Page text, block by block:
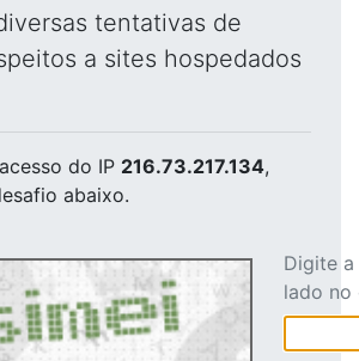
tentativas de
a sites hospedados
do IP 216.73.217.134,
abaixo.
Digite
lado no